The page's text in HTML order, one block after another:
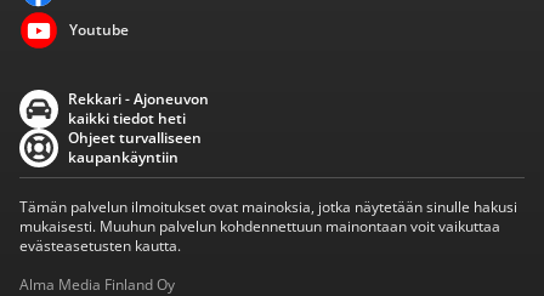
Youtube
Rekkari - Ajoneuvon
kaikki tiedot heti
Ohjeet turvalliseen
kaupankäyntiin
Tämän palvelun ilmoitukset ovat mainoksia, jotka näytetään sinulle hakusi
mukaisesti. Muuhun palvelun kohdennettuun mainontaan voit vaikuttaa
evästeasetusten kautta.
Alma Media Finland Oy